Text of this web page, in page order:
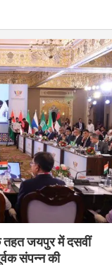
तहत जयपुर में दसवीं
संपन्न की